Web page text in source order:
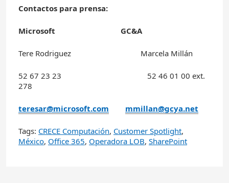
Contactos para prensa:
Microsoft GC&A
Tere Rodriguez Marcela Millán
52 67 23 23 52 46 01 00 ext.
278
teresar@microsoft.com mmillan@gcya.net
Tags: CRECE Computación, Customer Spotlight,
México, Office 365, Operadora LOB, SharePoint